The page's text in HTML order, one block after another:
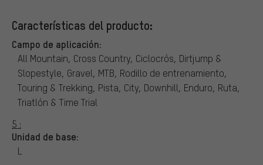
Características del producto:
Campo de aplicación:
All Mountain, Cross Country, Ciclocrós, Dirtjump &
Slopestyle, Gravel, MTB, Rodillo de entrenamiento,
Touring & Trekking, Pista, City, Downhill, Enduro, Ruta,
Triatlón & Time Trial
5 :
Unidad de base:
L